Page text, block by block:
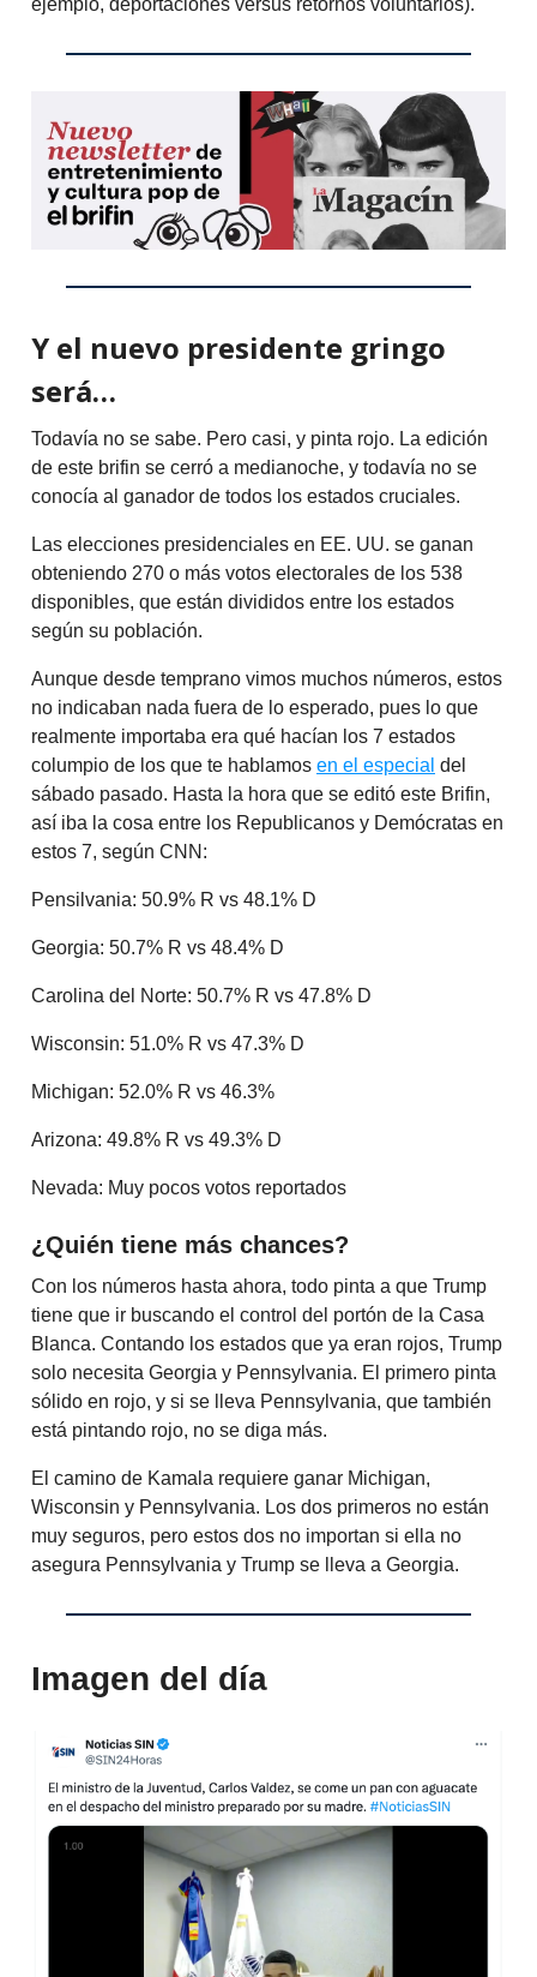
Y el nuevo presidente gringo
será…
Todavía no se sabe. Pero casi, y pinta rojo. La edición
de este brifin se cerró a medianoche, y todavía no se
conocía al ganador de todos los estados cruciales.
Las elecciones presidenciales en EE. UU. se ganan
obteniendo 270 o más votos electorales de los 538
disponibles, que están divididos entre los estados
según su población.
Aunque desde temprano vimos muchos números, estos
no indicaban nada fuera de lo esperado, pues lo que
realmente importaba era qué hacían los 7 estados
columpio de los que te hablamos en el especial del
sábado pasado. Hasta la hora que se editó este Brifin,
así iba la cosa entre los Republicanos y Demócratas en
estos 7, según CNN:
Pensilvania: 50.9% R vs 48.1% D
Georgia: 50.7% R vs 48.4% D
Carolina del Norte: 50.7% R vs 47.8% D
Wisconsin: 51.0% R vs 47.3% D
Michigan: 52.0% R vs 46.3%
Arizona: 49.8% R vs 49.3% D
Nevada: Muy pocos votos reportados
¿Quién tiene más chances?
Con los números hasta ahora, todo pinta a que Trump
tiene que ir buscando el control del portón de la Casa
Blanca. Contando los estados que ya eran rojos, Trump
solo necesita Georgia y Pennsylvania. El primero pinta
sólido en rojo, y si se lleva Pennsylvania, que también
está pintando rojo, no se diga más.
El camino de Kamala requiere ganar Michigan,
Wisconsin y Pennsylvania. Los dos primeros no están
muy seguros, pero estos dos no importan si ella no
asegura Pennsylvania y Trump se lleva a Georgia.
Imagen del día